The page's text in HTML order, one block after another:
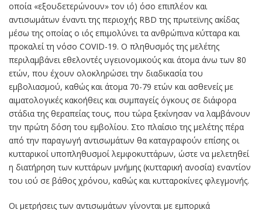
οποία «εξουδετερώνουν» τον ιό) όσο επιπλέον και
αντισωμάτων έναντι της περιοχής RBD της πρωτεϊνης ακίδας
μέσω της οποίας ο ιός επιμολύνει τα ανθρώπινα κύτταρα και
προκαλεί τη νόσο COVID-19. Ο πληθυσμός της μελέτης
περιλαμβάνει εθελοντές υγειονομικούς και άτομα άνω των 80
ετών, που έχουν ολοκληρώσει την διαδικασία του
εμβολιασμού, καθώς και άτομα 70-79 ετών και ασθενείς με
αιματολογικές κακοήθεις και συμπαγείς όγκους σε διάφορα
στάδια της θεραπείας τους, που τώρα ξεκίνησαν να λαμβάνουν
την πρώτη δόση του εμβολίου. Στο πλαίσιο της μελέτης πέρα
από την παραγωγή αντισωμάτων θα καταγραφούν επίσης οι
κυτταρικοί υποπληθυσμοί λεμφοκυττάρων, ώστε να μελετηθεί
η διατήρηση των κυττάρων μνήμης (κυτταρική ανοσία) εναντίον
του ιού σε βάθος χρόνου, καθώς και κυτταροκίνες φλεγμονής.
Οι μετρήσεις των αντισωμάτων γίνονται με εμπορικά